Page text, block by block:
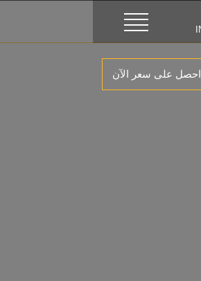
احصل على سعر الآن